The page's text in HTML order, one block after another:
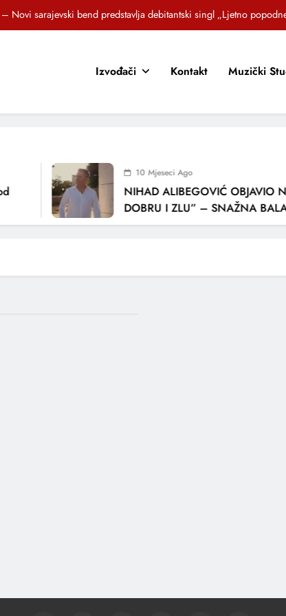
– Novi sarajevski bend predstavlja debitantski singl „Ljetno
KROZ PJESMU POZVALI MALIŠANE NA DOBRE
KROZ PJESMU POZVALI MALIŠANE NA DOBRE
Izvođači Kontakt Muzički
10 Mjeseci Ago
NIHAD ALIBEGOVIĆ OBJAVIO
DOBRU I ZLU” – SNAŽNA
LJUBAVI I VREMENU KOJE NAS